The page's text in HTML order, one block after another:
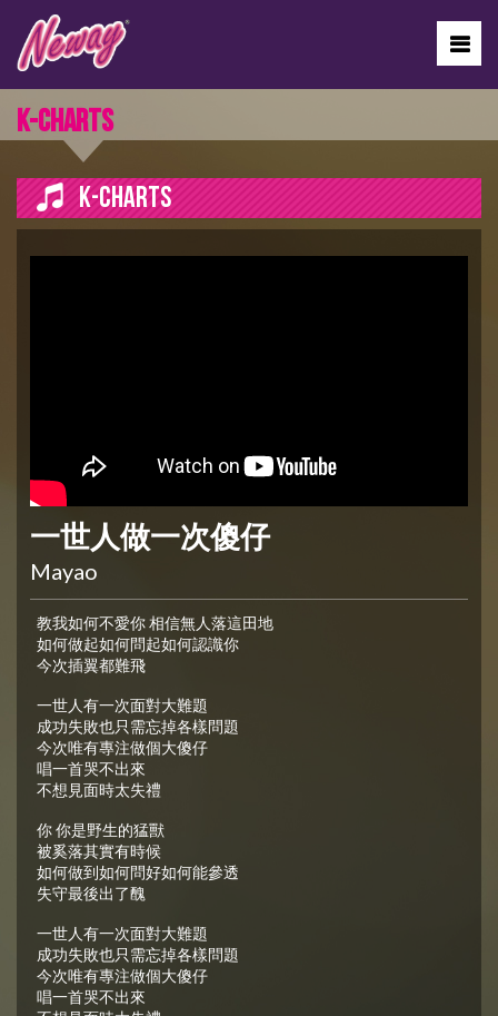
K-CHARTS
K-CHARTS
一世人做一次傻仔
Mayao
教我如何不愛你 相信無人落這田地
如何做起如何問起如何認識你
今次插翼都難飛
一世人有一次面對大難題
成功失敗也只需忘掉各樣問題
今次唯有專注做個大傻仔
唱一首哭不出來
不想見面時太失禮
你 你是野生的猛獸
被奚落其實有時候
如何做到如何問好如何能參透
失守最後出了醜
一世人有一次面對大難題
成功失敗也只需忘掉各樣問題
今次唯有專注做個大傻仔
唱一首哭不出來